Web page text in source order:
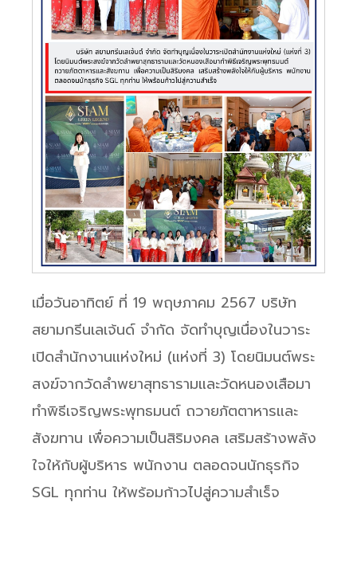
เมื่อวันอาทิตย์ ที่ 19 พฤษภาคม 2567 บริษัท
สยามกรีนเลเจ้นด์ จำกัด จัดทำบุญเนื่องในวาระ
เปิดสำนักงานแห่งใหม่ (แห่งที่ 3) โดยนิมนต์พระ
สงฆ์จากวัดลำพยาสุทธารามและวัดหนองเสือมา
ทำพิธีเจริญพระพุทธมนต์ ถวายภัตตาหารและ
สังฆทาน เพื่อความเป็นสิริมงคล เสริมสร้างพลัง
ใจให้กับผู้บริหาร พนักงาน ตลอดจนนักธุรกิจ
SGL ทุกท่าน ให้พร้อมก้าวไปสู่ความสำเร็จ